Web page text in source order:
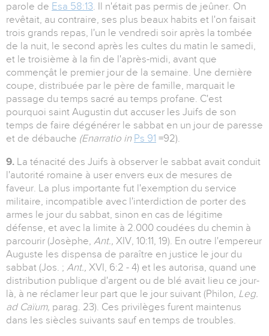
parole de Esa 58:13. Il n'était pas permis de jeûner. On
revêtait, au contraire, ses plus beaux habits et l'on faisait
trois grands repas, l'un le vendredi soir après la tombée
de la nuit, le second après les cultes du matin le samedi,
et le troisième à la fin de l'après-midi, avant que
commençât le premier jour de la semaine. Une dernière
coupe, distribuée par le père de famille, marquait le
passage du temps sacré au temps profane. C'est
pourquoi saint Augustin dut accuser les Juifs de son
temps de faire dégénérer le sabbat en un jour de paresse
et de débauche (Enarratio in Ps 91 =92).
9. La ténacité des Juifs à observer le sabbat avait conduit
l'autorité romaine à user envers eux de mesures de
faveur. La plus importante fut l'exemption du service
militaire, incompatible avec l'interdiction de porter des
armes le jour du sabbat, sinon en cas de légitime
défense, et avec la limite à 2.000 coudées du chemin à
parcourir (Josèphe, Ant., XIV, 10:11, 19). En outre l'empereur
Auguste les dispensa de paraître en justice le jour du
sabbat (Jos. ; Ant., XVI, 6:2 - 4) et les autorisa, quand une
distribution publique d'argent ou de blé avait lieu ce jour-
là, à ne réclamer leur part que le jour suivant (Philon, Leg.
ad Caïum, parag. 23). Ces privilèges furent maintenus
dans les siècles suivants sauf en temps de troubles.